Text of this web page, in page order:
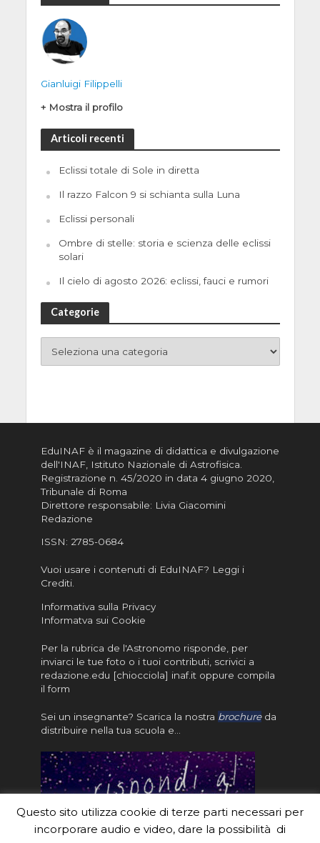
Gianluigi Filippelli
+ Mostra il profilo
Articoli recenti
Eclissi totale di Sole in diretta
Il razzo Falcon 9 si schianta sulla Luna
Eclissi personali
Ombre di stelle: storia e scienza delle eclissi
solari
Il cielo di agosto 2026: eclissi, fauci e rumori
Categorie
EduINAF è il magazine di didattica e divulgazione
dell'INAF, Istituto Nazionale di Astrofisica
Registrazione n. 45/2020 in data 4 giugno 2020,
Tribunale di Roma
Direttore responsabile: Livia Giacomini
Redazione
ISSN: 2785-0684
Vuoi usare i contenuti di EduINAF? Leggi i
Crediti.
Informativa sulla Privacy
Informatva sui Cookie
Per la rubrica de l'Astronomo risponde, per
inviarci le tue foto o i tuoi contributi, scrivici a
redazione.edu [chiocciola] inaf.it oppure compila
il form
Sei un insegnante? Scarica la nostra brochureda
distribuire nella tua scuola e…
Questo sito utilizza cookie di terze parti necessari per
incorporare audio e video, dare la possibilità di